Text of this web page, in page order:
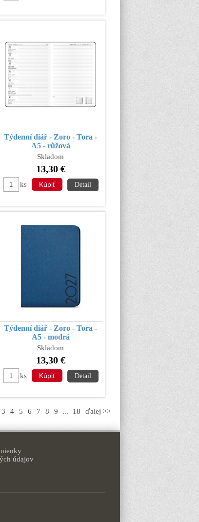
Týdenní diář - Zoro - Tora -
A5 - růžová
Skladom
13,30 €
ks Detail
Týdenní diář - Zoro - Tora -
A5 - modrá
Skladom
13,30 €
ks Detail
3 4 5 6 7 8 9 ... 18 ďalej >>
údajov